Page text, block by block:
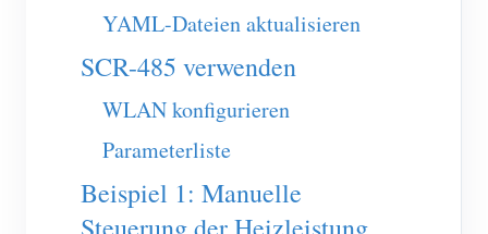
IAMMETER Simulator
Virtueller Zähler
System für Energieprognose und Simulation
Anwendungen
Energieüberwachung für Solar-PV-Systeme
Shop
YAML-Dateien aktualisieren
SCR-485 verwenden
WLAN konfigurieren
Parameterliste
Beispiel 1: Manuelle